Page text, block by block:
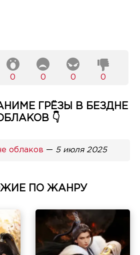
0 0 0 0
ГРЁЗЫ В БЕЗДНЕ
👇
облаков — 5 июля 2025
ПО ЖАНРУ